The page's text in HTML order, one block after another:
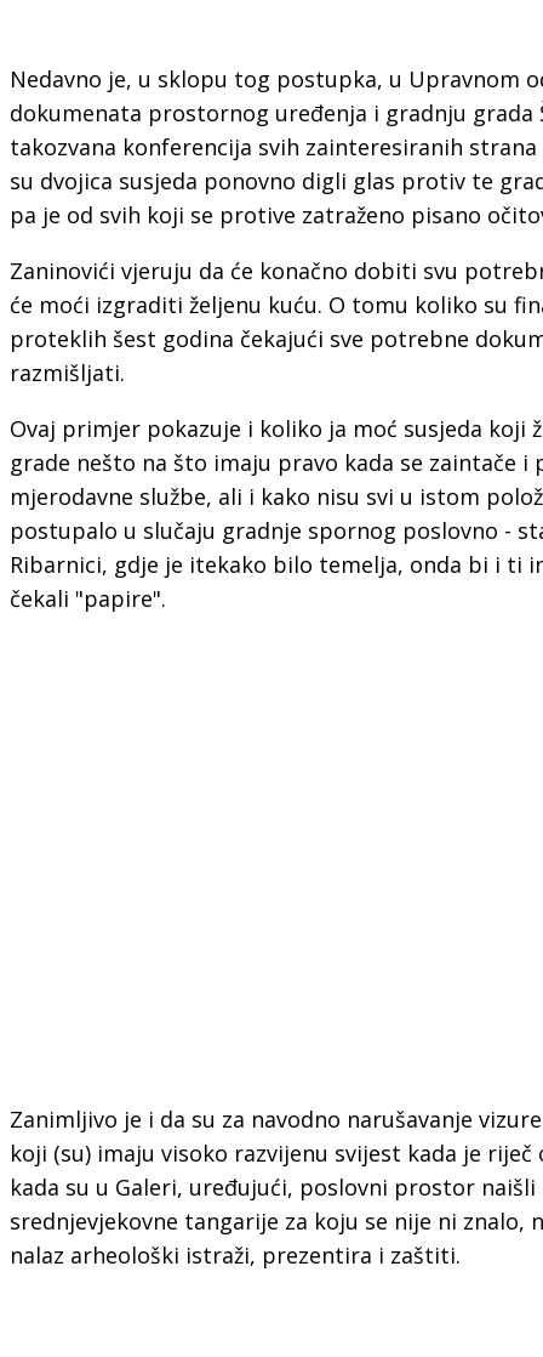
Nedavno je, u sklopu tog postupka, u Upravnom
dokumenata prostornog uređenja i gradnju grada
takozvana konferencija svih zainteresiranih
su dvojica susjeda ponovno digli glas protiv te
pa je od svih koji se protive zatraženo pisano
Zaninovići vjeruju da će konačno dobiti svu
će moći izgraditi željenu kuću. O tomu koliko su
proteklih šest godina čekajući sve potrebne
razmišljati.
Ovaj primjer pokazuje i koliko ja moć susjeda koji
grade nešto na što imaju pravo kada se zaintače
mjerodavne službe, ali i kako nisu svi u istom
postupalo u slučaju gradnje spornog poslovno -
Ribarnici, gdje je itekako bilo temelja, onda bi i ti
čekali "papire".
Zanimljivo je i da su za navodno narušavanje
koji (su) imaju visoko razvijenu svijest kada je
kada su u Galeri, uređujući, poslovni prostor
srednjevjekovne tangarije za koju se nije ni znalo,
nalaz arheološki istraži, prezentira i zaštiti.